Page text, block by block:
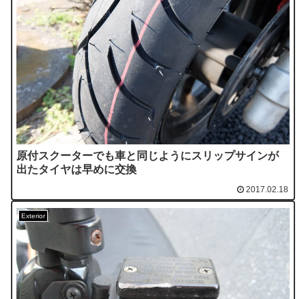
原付スクーターでも車と同じようにスリップサインが
出たタイヤは早めに交換
2017.02.18
Exterior